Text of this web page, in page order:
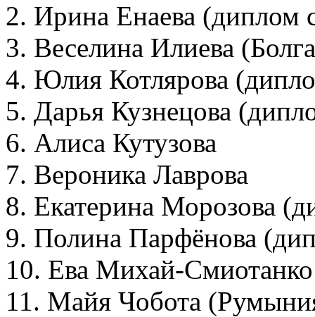
2. Ирина Енаева (диплом
3. Веселина Илиева
4. Юлия Котлярова
5. Дарья Кузнецова
6. Алиса Кутузова
7. Вероника Лаврова
8. Екатерина Морозова
9. Полина Парфёнова
10. Ева Михай-Смиотанко
11. Майя Чобота